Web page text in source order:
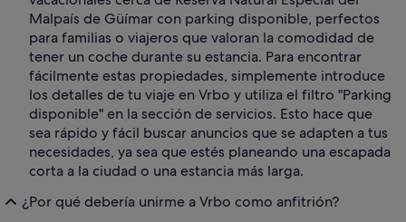
Malpaís de Güímar con parking disponible, perfectos
para familias o viajeros que valoran la comodidad de
tener un coche durante su estancia. Para encontrar
fácilmente estas propiedades, simplemente introduce
los detalles de tu viaje en Vrbo y utiliza el filtro "Parking
disponible" en la sección de servicios. Esto hace que
sea rápido y fácil buscar anuncios que se adapten a tus
necesidades, ya sea que estés planeando una escapada
corta a la ciudad o una estancia más larga.
¿Por qué debería unirme a Vrbo como anfitrión?